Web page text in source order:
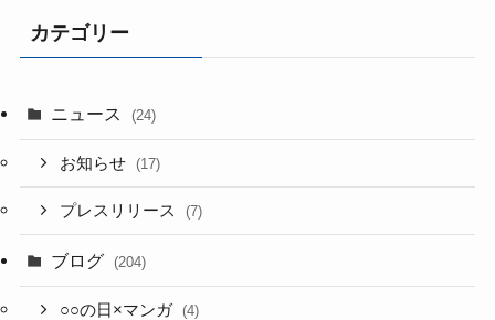
カテゴリー
ニュース (24)
お知らせ (17)
プレスリリース (7)
ブログ (204)
○○の日×マンガ (4)